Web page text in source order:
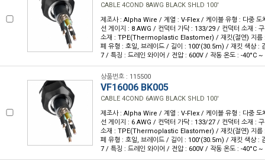
CABLE 4COND 8AWG BLACK SHLD 100'
제조사 : Alpha Wire / 계열 : V-Flex / 케이블 유형 : 다중 도
선 게이지 : 8 AWG / 컨덕터 가닥 : 133/29 / 컨덕터 소재 :
소재 : TPE(Thermoplastic Elastomer) / 재킷(절연) 지
폐 유형 : 호일, 브레이드 / 길이 : 100'(30.5m) / 재킷 색상 :
7 / 특징 : 드레인 와이어 / 전압 : 600V / 작동 온도 : -40°C ~
상품번호 : 115500
VF16006 BK005
CABLE 4COND 6AWG BLACK SHLD 100'
제조사 : Alpha Wire / 계열 : V-Flex / 케이블 유형 : 다중 도
선 게이지 : 6 AWG / 컨덕터 가닥 : 133/27 / 컨덕터 소재 :
소재 : TPE(Thermoplastic Elastomer) / 재킷(절연) 지
폐 유형 : 호일, 브레이드 / 길이 : 100'(30.5m) / 재킷 색상 :
7 / 특징 : 드레인 와이어 / 전압 : 600V / 작동 온도 : -40°C ~